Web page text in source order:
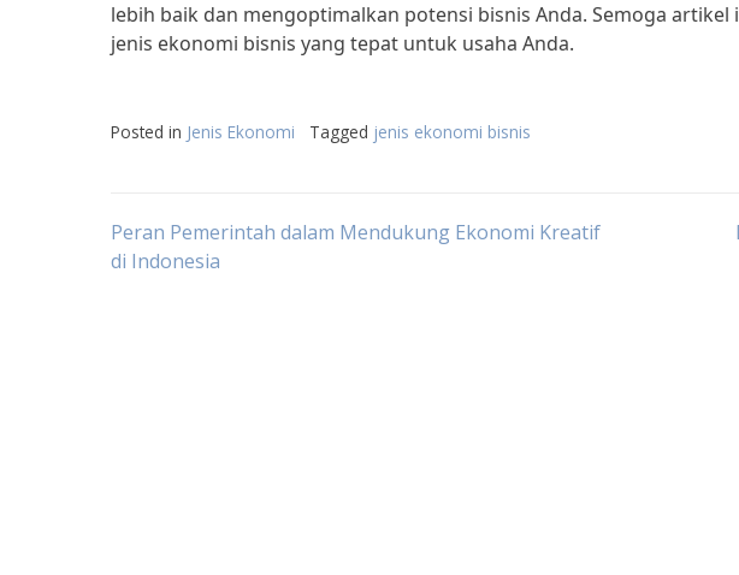
lebih baik dan mengoptimalkan potensi bisnis Anda. Semoga
jenis ekonomi bisnis yang tepat untuk usaha Anda.
Posted in Jenis Ekonomi Tagged jenis ekonomi bisnis
Post
Peran Pemerintah dalam Mendukung Ekonomi Kreatif
di Indonesia